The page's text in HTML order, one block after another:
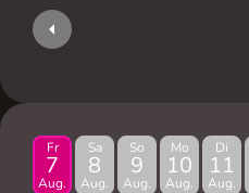
Fr
7
Aug.
Sa
8
Aug.
So
9
Aug.
Mo
10
Aug.
Di
11
Aug.